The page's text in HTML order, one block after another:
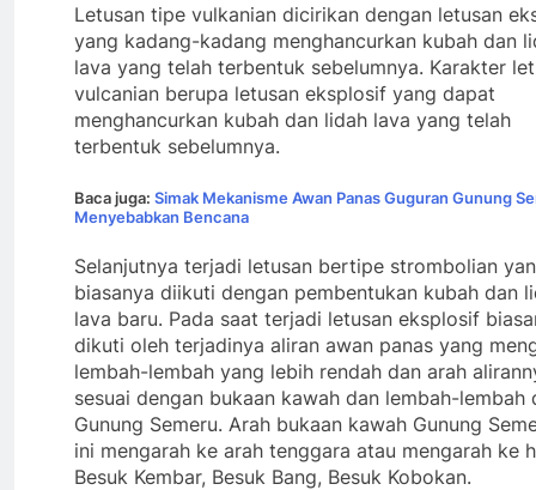
Letusan tipe vulkanian dicirikan dengan letusan
yang kadang-kadang menghancurkan kubah dan
lava yang telah terbentuk sebelumnya. Karakter
vulcanian berupa letusan eksplosif yang dapat
menghancurkan kubah dan lidah lava yang telah
terbentuk sebelumnya.
Baca juga: Simak Mekanisme Awan Panas Guguran Gunung
Menyebabkan Bencana
Selanjutnya terjadi letusan bertipe strombolian
biasanya diikuti dengan pembentukan kubah dan
lava baru. Pada saat terjadi letusan eksplosif
dikuti oleh terjadinya aliran awan panas yang
lembah-lembah yang lebih rendah dan arah
sesuai dengan bukaan kawah dan lembah-lembah
Gunung Semeru. Arah bukaan kawah Gunung
ini mengarah ke arah tenggara atau mengarah ke
Besuk Kembar, Besuk Bang, Besuk Kobokan.